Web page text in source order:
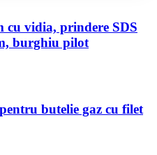
cu vidia, prindere SDS
burghiu pilot
butelie gaz cu filet